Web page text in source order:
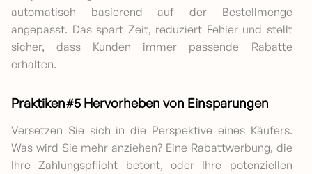
automatisch basierend auf der Bestellmenge
angepasst. Das spart Zeit, reduziert Fehler und stellt
sicher, dass Kunden immer passende Rabatte
erhalten.
Praktiken#5 Hervorheben von Einsparungen
Versetzen Sie sich in die Perspektive eines Käufers.
Was wird Sie mehr anziehen? Eine Rabattwerbung, die
Ihre Zahlungspflicht betont, oder Ihre potenziellen